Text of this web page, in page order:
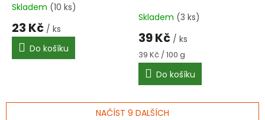
Průměrné
hodnocení
produktu
4,5
Skladem (10 ks)
23 Kč / ks
Do košíku
Skladem (3 ks)
39 Kč / ks
Měrná
cena:
39 Kč / 100 g
Do košíku
NAČÍST 9 DALŠÍCH